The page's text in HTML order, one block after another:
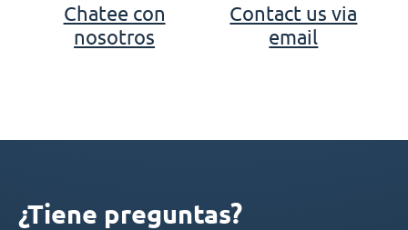
Chatee con
nosotros
Contact us via
email
¿Tiene preguntas?